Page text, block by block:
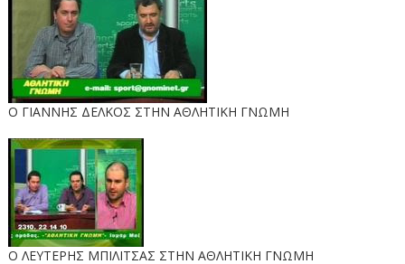
Ο ΓΙΑΝΝΗΣ ΔΕΛΚΟΣ ΣΤΗΝ ΑΘΛΗΤΙΚΗ ΓΝΩΜΗ
O ΛΕΥΤΕΡΗΣ ΜΠΙΛΙΤΣΑΣ ΣΤΗΝ ΑΘΛΗΤΙΚΗ ΓΝΩΜΗ